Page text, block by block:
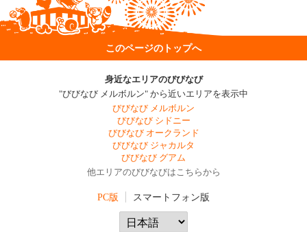
このページのトップへ
身近なエリアのびびなび
"びびなび メルボルン" から近いエリアを表示中
びびなび メルボルン
びびなび シドニー
びびなび オークランド
びびなび ジャカルタ
びびなび グアム
他エリアのびびなびはこちらから
PC版 スマートフォン版